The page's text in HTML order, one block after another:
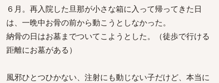
６月。再入院した旦那が小さな箱に入って帰ってきた日
は、一晩中お骨の前から動こうとしなかった。
納骨の日はお墓までついてこようとした。（徒歩で行ける
距離にお墓がある）
風邪ひとつひかない、注射にも動じない子だけど、本当に